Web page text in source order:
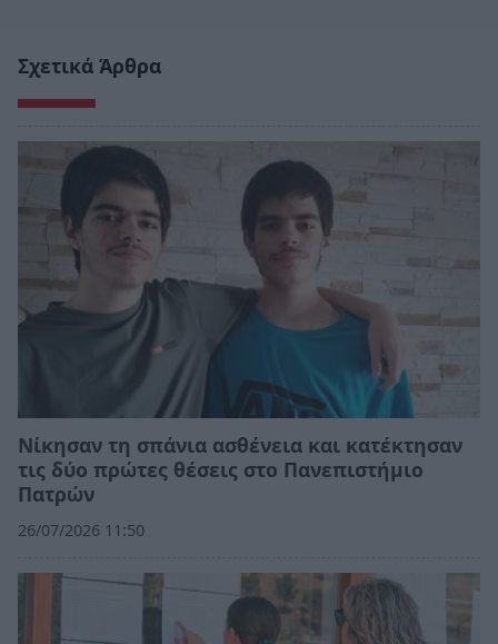
Σχετικά Άρθρα
Νίκησαν τη σπάνια ασθένεια και κατέκτησαν
τις δύο πρώτες θέσεις στο Πανεπιστήμιο
Πατρών
26/07/2026 11:50